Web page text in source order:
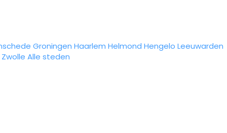
Groningen Haarlem Helmond Hengelo Leeuwarden
Zwolle Alle steden